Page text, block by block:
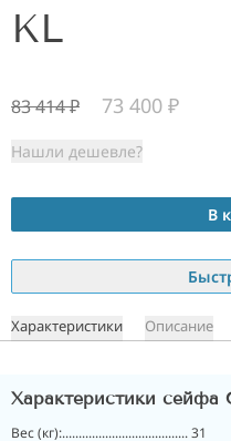
KL
83 414₽ 73 400 ₽
Нашли дешевле?
В
Характеристики Описание
Характеристики сейфа
Вес (кг):...................................... 31